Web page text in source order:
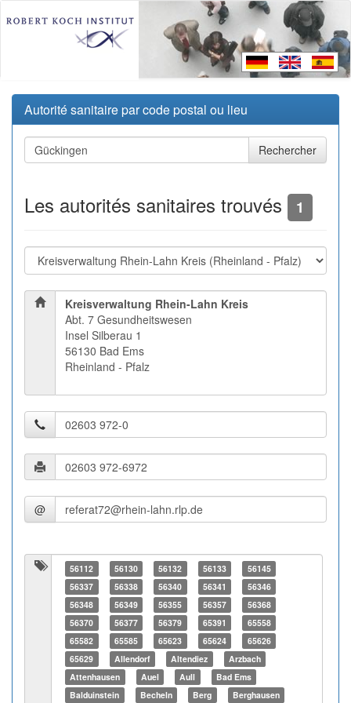
Autorité sanitaire par code postal ou lieu
Les autorités sanitaires trouvés 1
Kreisverwaltung Rhein-Lahn Kreis
Abt. 7 Gesundheitswesen
Insel Silberau 1
56130 Bad Ems
Rheinland - Pfalz
@
56112 56130 56132 56133
56145
56337
56338 56340 56341
56346
56348
56349 56355 56357
56368
56370
56377 56379 65391
65558
65582
65585 65623 65624
65626
65629
Allendorf Altendiez
Arzbach
Attenhausen
Auel Aull
Bad Ems
Balduinstein
Becheln Berg Berghausen